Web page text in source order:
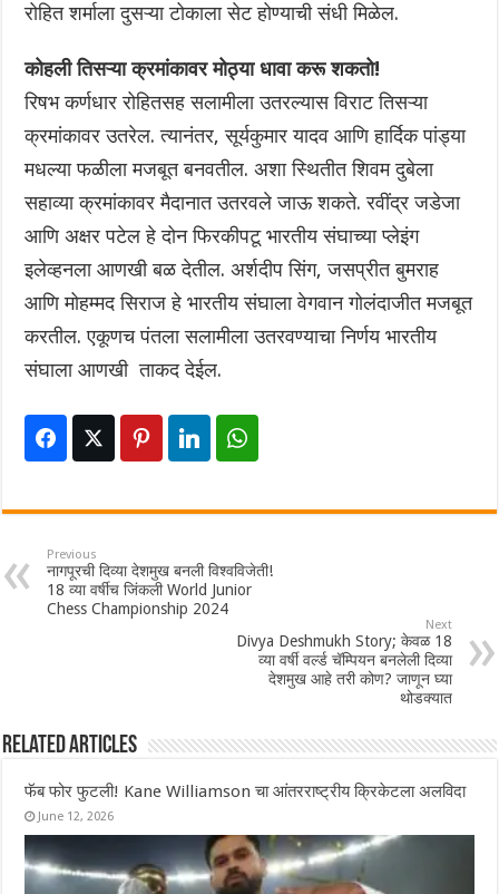
रोहित शर्माला दुसऱ्या टोकाला सेट होण्याची संधी मिळेल.
कोहली तिसऱ्या क्रमांकावर मोठ्या धावा करू शकतो!
रिषभ कर्णधार रोहितसह सलामीला उतरल्यास विराट तिसऱ्या
क्रमांकावर उतरेल. त्यानंतर, सूर्यकुमार यादव आणि हार्दिक पांड्या
मधल्या फळीला मजबूत बनवतील. अशा स्थितीत शिवम दुबेला
सहाव्या क्रमांकावर मैदानात उतरवले जाऊ शकते. रवींद्र जडेजा
आणि अक्षर पटेल हे दोन फिरकीपटू भारतीय संघाच्या प्लेइंग
इलेव्हनला आणखी बळ देतील. अर्शदीप सिंग, जसप्रीत बुमराह
आणि मोहम्मद सिराज हे भारतीय संघाला वेगवान गोलंदाजीत मजबूत
करतील. एकूणच पंतला सलामीला उतरवण्याचा निर्णय भारतीय
संघाला आणखी ताकद देईल.
Previous
नागपूरची दिव्या देशमुख बनली विश्वविजेती!
18 व्या वर्षीच जिंकली World Junior
Chess Championship 2024
Next
Divya Deshmukh Story; केवळ 18
व्या वर्षी वर्ल्ड चॅम्पियन बनलेली दिव्या
देशमुख आहे तरी कोण? जाणून घ्या
थोडक्यात
Related Articles
फॅब फोर फुटली! Kane Williamson चा आंतरराष्ट्रीय क्रिकेटला अलविदा
June 12, 2026